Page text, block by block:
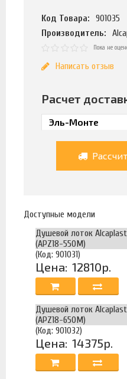
Код Товара:
901035
Производитель:
Пока не
Написать отзыв
Расчет
Доступные модели
Душевой лоток
(APZ18-550M)
(Код: 901031)
Цена: 12810р.
Душевой лоток
(APZ18-650M)
(Код: 901032)
Цена: 14375р.